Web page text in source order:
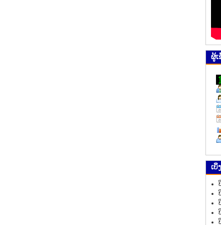
ຜູ້​ເ
ເບິ່